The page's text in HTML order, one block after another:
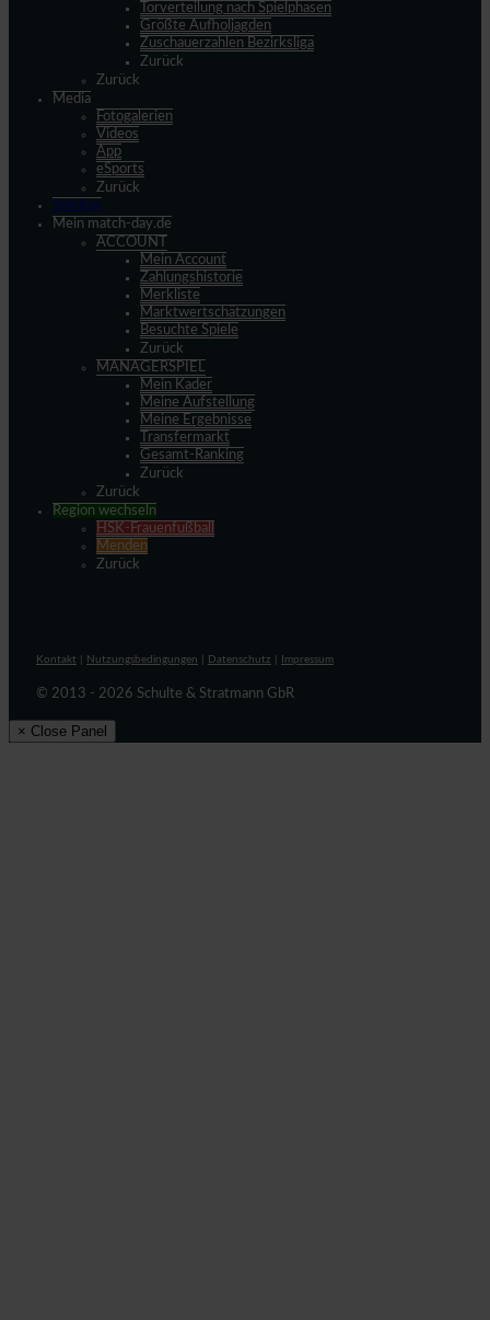
Torverteilung nach Spielphasen
Größte Aufholjagden
Zuschauerzahlen Bezirksliga
Zurück
Zurück
Media
Fotogalerien
Videos
App
eSports
Zurück
Spieltag
Mein match-day.de
ACCOUNT
Mein Account
Zahlungshistorie
Merkliste
Marktwertschätzungen
Besuchte Spiele
Zurück
MANAGERSPIEL
Mein Kader
Meine Aufstellung
Meine Ergebnisse
Transfermarkt
Gesamt-Ranking
Zurück
Zurück
Region wechseln
HSK-Frauenfußball
Menden
Zurück
Kontakt Nutzungsbedingungen Datenschutz Impressum
© 2013 - 2026 Schulte & Stratmann GbR
× Close Panel